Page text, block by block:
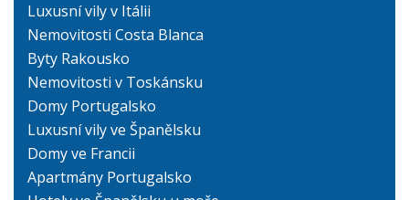
Luxusní vily v Itálii
Nemovitosti Costa Blanca
Byty Rakousko
Nemovitosti v Toskánsku
Domy Portugalsko
Luxusní vily ve Španělsku
Domy ve Francii
Apartmány Portugalsko